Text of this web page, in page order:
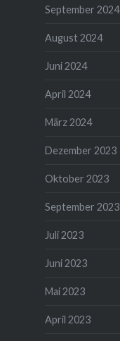
September 2024
August 2024
Juni 2024
April 2024
März 2024
Dezember 2023
Oktober 2023
September 2023
Juli 2023
Juni 2023
Mai 2023
April 2023